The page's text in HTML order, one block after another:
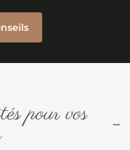
pour vos